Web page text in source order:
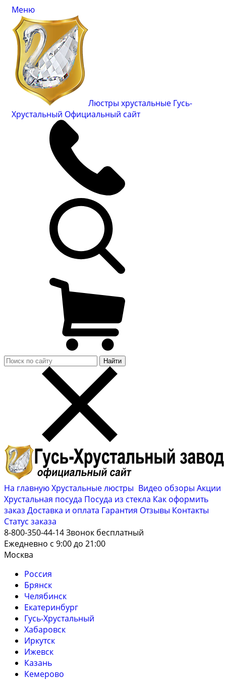
Меню
Люстры хрустальные Гусь-
Хрустальный Официальный сайт
Найти
На главнуюХрустальные люстры Видео обзоры Акции
Хрустальная посуда Посуда из стекла Как оформить
заказ Доставка и оплата Гарантия Отзывы Контакты
Cтатус заказа
8-800-350-44-14Звонок бесплатный
Ежедневно с 9:00 до 21:00
Москва
Россия
Брянск
Челябинск
Екатеринбург
Гусь-Хрустальный
Хабаровск
Иркутск
Ижевск
Казань
Кемерово